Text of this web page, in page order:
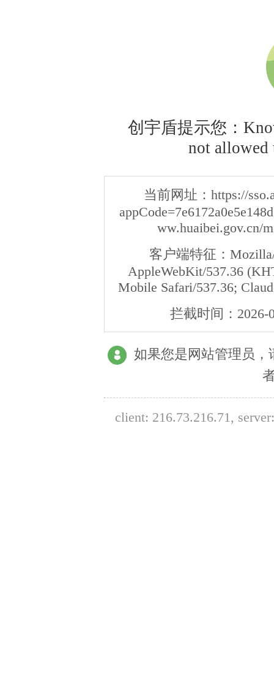
创宇盾提示您：
not
当前网址： https://
ww.huaibei.gov.cn/
客户端特征：
AppleWebKit/537.36
Mobile Safari/537.36;
拦截时间： 2026-
如果您是网站管理员
client: 216.73.216.71 ,